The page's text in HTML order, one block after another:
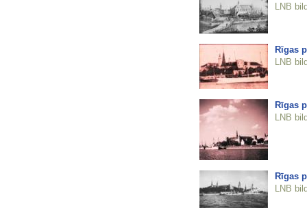
LNB
Rīgas
LNB
Rīgas
LNB
Rīgas
LNB